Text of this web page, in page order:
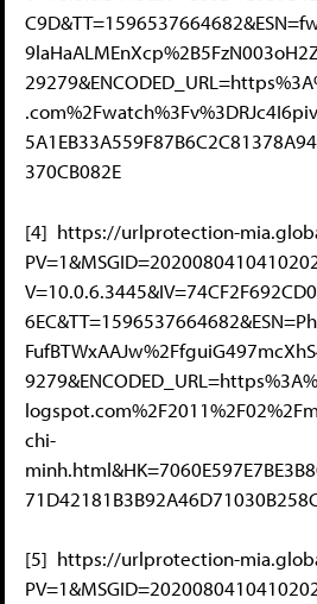
370CB082E
[4] https://urlprotection-
chi-
[5] https://urlprotection-